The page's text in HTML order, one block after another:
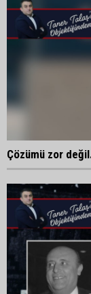
Çözümü zor